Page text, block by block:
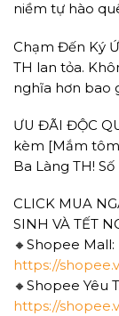
niềm tự hào
Chạm Đến Ký
TH lan tỏa.
nghĩa hơn bao
ƯU ĐÃI ĐỘC
kèm [Mắm
Ba Làng TH!
CLICK MUA
SINH VÀ TẾT
🔸Shopee Mall:
https://
🔸Shopee Yêu
https://